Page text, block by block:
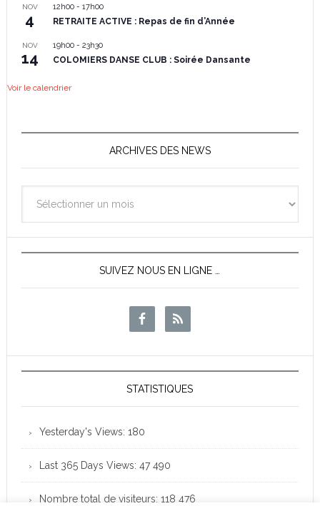
NOV
4
12h00- 17h00
RETRAITE ACTIVE : Repas de fin d’Année
NOV
14
19h00- 23h30
COLOMIERS DANSE CLUB : Soirée Dansante
Voir le calendrier
ARCHIVES DES NEWS
des
News
SUIVEZ NOUS EN LIGNE …
STATISTIQUES
Yesterday's Views: 180
Last 365 Days Views: 47 490
Nombre total de visiteurs: 118 476